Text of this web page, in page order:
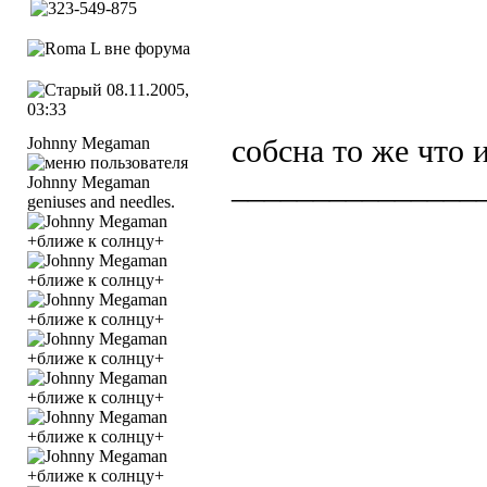
08.11.2005,
03:33
Johnny Megaman
geniuses and needles.
собсна то же что